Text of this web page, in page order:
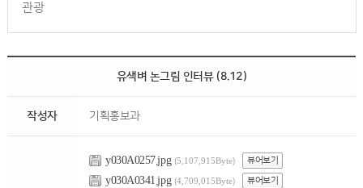
관광
유색벼 논그림 인터뷰 (8.12)
작성자 기획홍보과
y030A0257.jpg (5,107,915Byte) 뷰어보기
y030A0341.jpg (4,709,015Byte) 뷰어보기